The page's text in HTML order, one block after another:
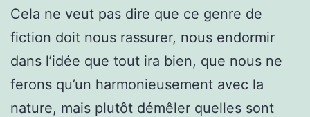
Cela ne veut pas dire que ce genre de
fiction doit nous rassurer, nous endormir
dans l’idée que tout ira bien, que nous ne
ferons qu’un harmonieusement avec la
nature, mais plutôt démêler quelles sont